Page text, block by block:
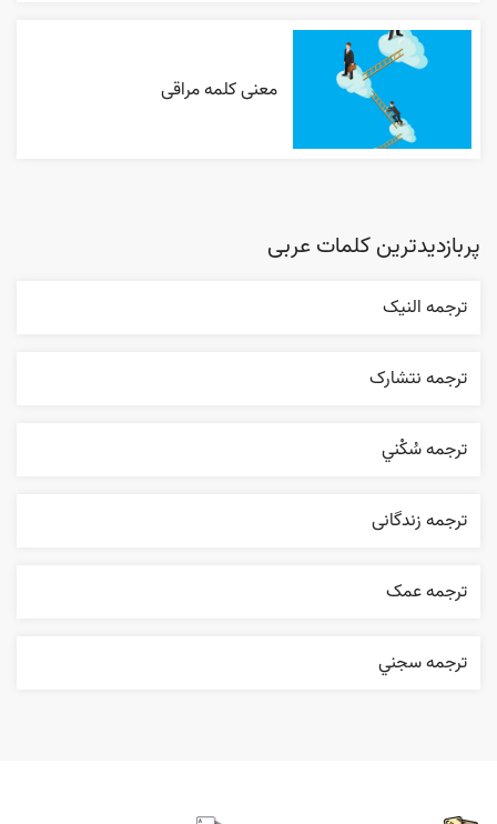
معنی کلمه مراقی
پربازدیدترین کلمات عربی
ترجمه النیک
ترجمه نتشارک
ترجمه سُکْني
ترجمه زندگانی
ترجمه عمک
ترجمه سجني